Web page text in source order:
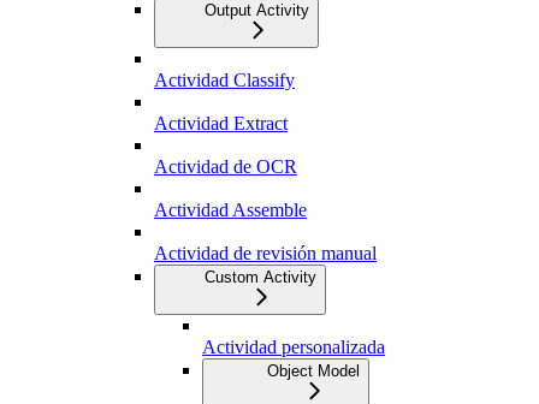
Output Activity
Actividad Classify
Actividad Extract
Actividad de OCR
Actividad Assemble
Actividad de revisión manual
Custom Activity
Actividad personalizada
Object Model